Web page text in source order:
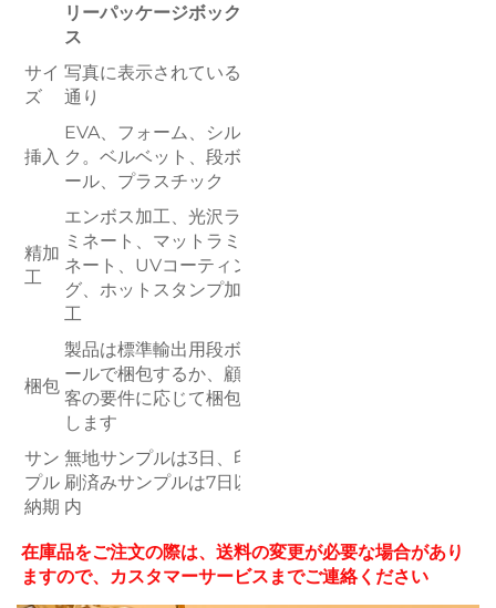
リーパッケージボック
ス
サイ
ズ
写真に表示されている
通り
挿入
EVA、フォーム、シル
ク。ベルベット、段ボ
ール、プラスチック
精加
工
エンボス加工、光沢ラ
ミネート、マットラミ
ネート、UVコーティン
グ、ホットスタンプ加
工
梱包
製品は標準輸出用段ボ
ールで梱包するか、顧
客の要件に応じて梱包
します
サン
プル
納期
無地サンプルは3日、印
刷済みサンプルは7日以
内
在庫品をご注文の際は、送料の変更が必要な場合があり
ますので、カスタマーサービスまでご連絡ください